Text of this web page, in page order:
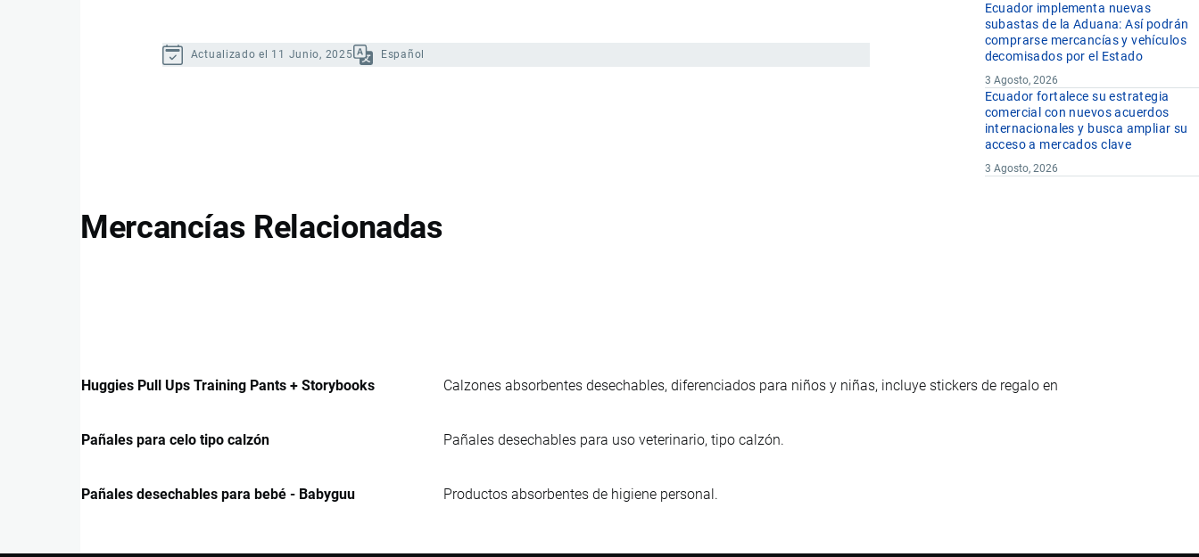
Actualizado el 11 Junio, 2025 Español
Ecuador implementa nuevas
subastas de la Aduana: Así podrán
comprarse mercancías y vehículos
decomisados por el Estado
3 Agosto, 2026
Ecuador fortalece su estrategia
comercial con nuevos acuerdos
internacionales y busca ampliar su
acceso a mercados clave
3 Agosto, 2026
Mercancías Relacionadas
Huggies Pull Ups Training Pants + Storybooks Calzones absorbentes desechables, diferenciados para niños y niñas, incluye stickers de regalo en
Pañales para celo tipo calzón Pañales desechables para uso veterinario, tipo calzón.
Pañales desechables para bebé - Babyguu Productos absorbentes de higiene personal.